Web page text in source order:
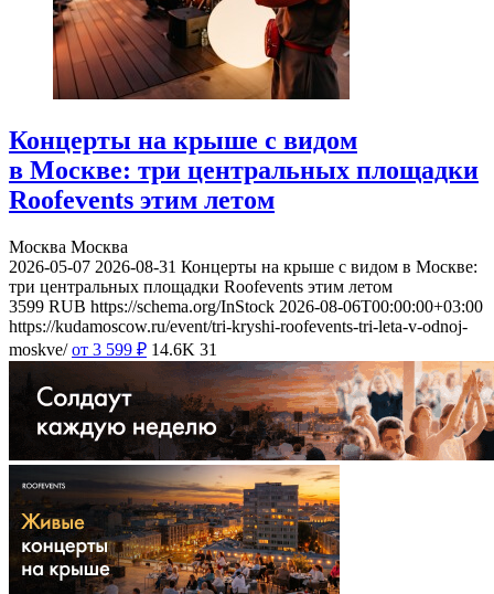
Концерты на крыше с видом
в Москве: три центральных площадки
Roofevents этим летом
Москва Москва
2026-05-07 2026-08-31 Концерты на крыше с видом в Москве:
три центральных площадки Roofevents этим летом
3599 RUB https://schema.org/InStock 2026-08-06T00:00:00+03:00
https://kudamoscow.ru/event/tri-kryshi-roofevents-tri-leta-v-odnoj-
moskve/ от 3 599 ₽ 14.6K 31